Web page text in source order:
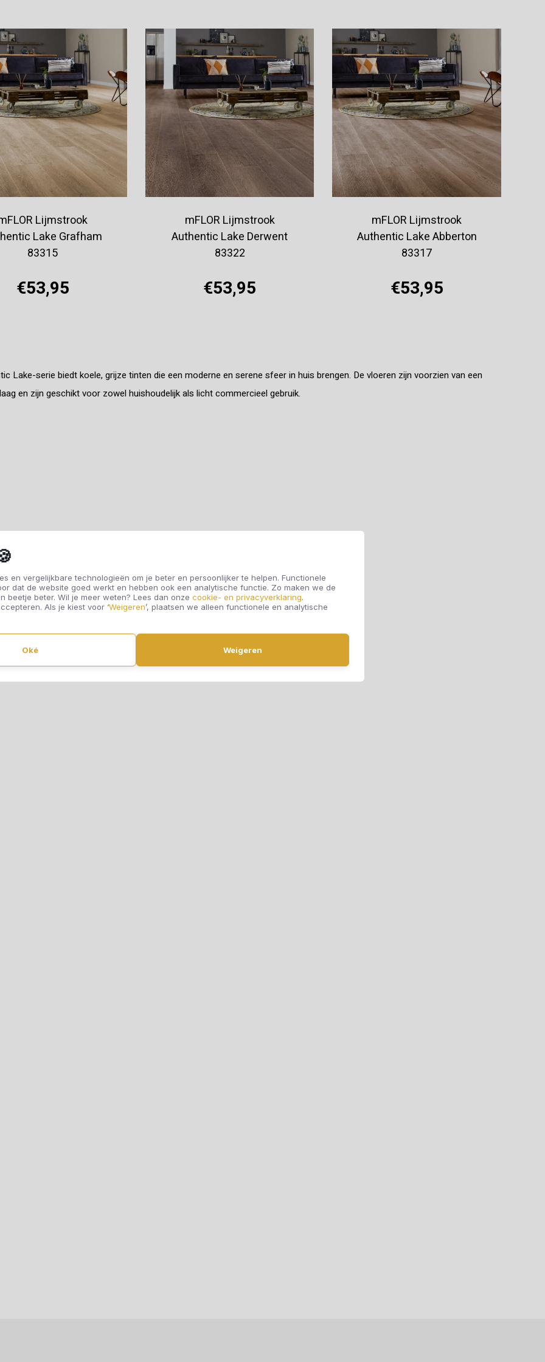
en vergelijkbare technologieën om je beter en persoonlijker te helpen. Functionele
dat de website goed werkt en hebben ook een analytische functie. Zo maken we de
beetje beter. Wil je meer weten? Lees dan onze cookie- en privacyverklaring.
Als je kiest voor ‘Weigeren’, plaatsen we alleen functionele en analytische
Oké Weigeren
Lijmstrook
Lake Grafham
83315
€53,95
mFLOR Lijmstrook
Authentic Lake Derwent
83322
€53,95
mFLOR Lijmstrook
Authentic Lake Abberton
83317
€53,95
Lake-serie biedt koele, grijze tinten die een moderne en serene sfeer in huis brengen. De vloeren zijn voorzien van een
en zijn geschikt voor zowel huishoudelijk als licht commercieel gebruik.